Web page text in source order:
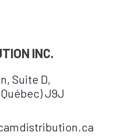
INC.
Suite D,
J9J